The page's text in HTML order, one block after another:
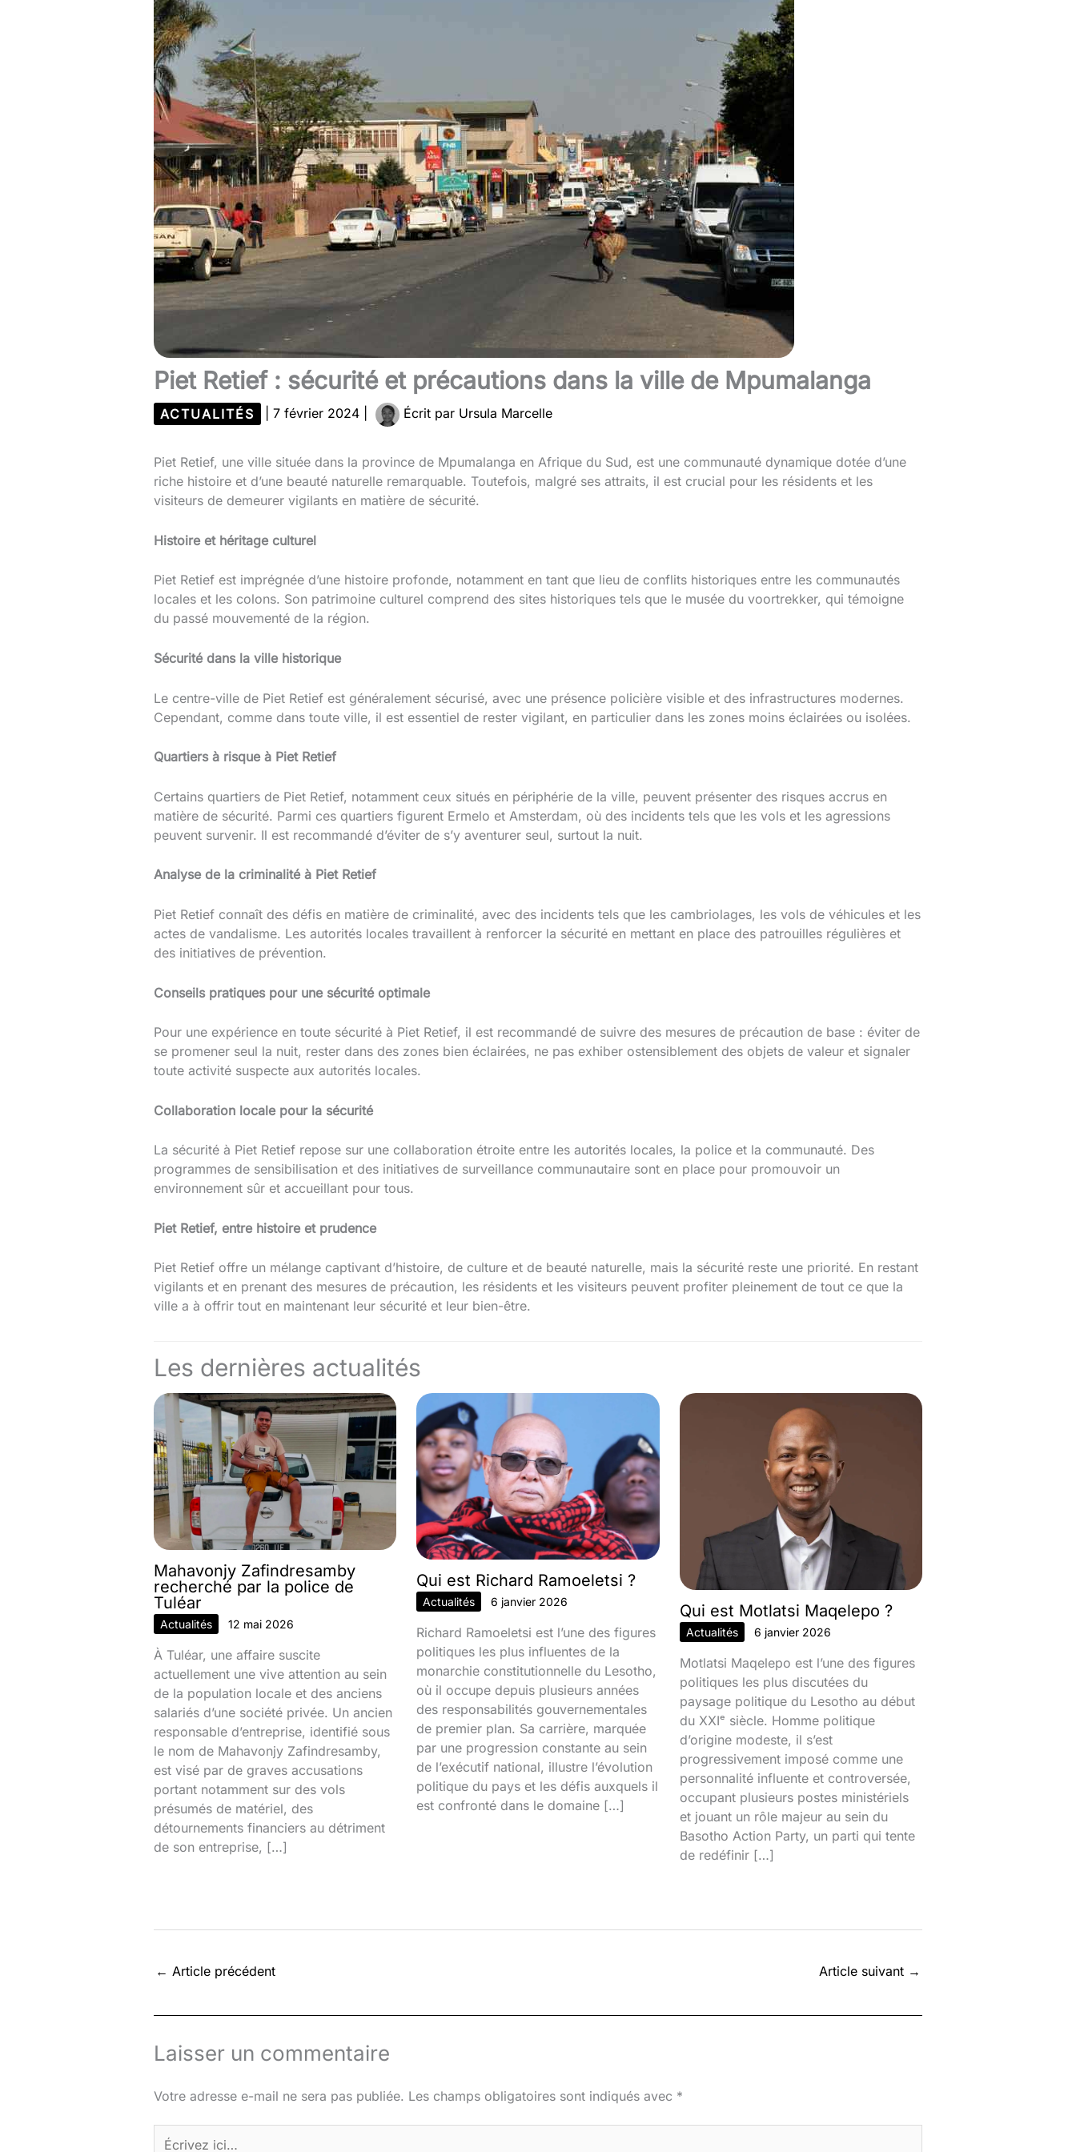
Piet Retief : sécurité et précautions dans la ville de Mpumalanga
ACTUALITÉS 7 février 2024 Écrit par Ursula Marcelle
Piet Retief, une ville située dans la province de Mpumalanga en Afrique du Sud, est une communauté dynamique dotée d’une
riche histoire et d’une beauté naturelle remarquable. Toutefois, malgré ses attraits, il est crucial pour les résidents et les
visiteurs de demeurer vigilants en matière de sécurité.
Histoire et héritage culturel
Piet Retief est imprégnée d’une histoire profonde, notamment en tant que lieu de conflits historiques entre les communautés
locales et les colons. Son patrimoine culturel comprend des sites historiques tels que le musée du voortrekker, qui témoigne
du passé mouvementé de la région.
Sécurité dans la ville historique
Le centre-ville de Piet Retief est généralement sécurisé, avec une présence policière visible et des infrastructures modernes.
Cependant, comme dans toute ville, il est essentiel de rester vigilant, en particulier dans les zones moins éclairées ou isolées.
Quartiers à risque à Piet Retief
Certains quartiers de Piet Retief, notamment ceux situés en périphérie de la ville, peuvent présenter des risques accrus en
matière de sécurité. Parmi ces quartiers figurent Ermelo et Amsterdam, où des incidents tels que les vols et les agressions
peuvent survenir. Il est recommandé d’éviter de s’y aventurer seul, surtout la nuit.
Analyse de la criminalité à Piet Retief
Piet Retief connaît des défis en matière de criminalité, avec des incidents tels que les cambriolages, les vols de véhicules et les
actes de vandalisme. Les autorités locales travaillent à renforcer la sécurité en mettant en place des patrouilles régulières et
des initiatives de prévention.
Conseils pratiques pour une sécurité optimale
Pour une expérience en toute sécurité à Piet Retief, il est recommandé de suivre des mesures de précaution de base : éviter de
se promener seul la nuit, rester dans des zones bien éclairées, ne pas exhiber ostensiblement des objets de valeur et signaler
toute activité suspecte aux autorités locales.
Collaboration locale pour la sécurité
La sécurité à Piet Retief repose sur une collaboration étroite entre les autorités locales, la police et la communauté. Des
programmes de sensibilisation et des initiatives de surveillance communautaire sont en place pour promouvoir un
environnement sûr et accueillant pour tous.
Piet Retief, entre histoire et prudence
Piet Retief offre un mélange captivant d’histoire, de culture et de beauté naturelle, mais la sécurité reste une priorité. En restant
vigilants et en prenant des mesures de précaution, les résidents et les visiteurs peuvent profiter pleinement de tout ce que la
ville a à offrir tout en maintenant leur sécurité et leur bien-être.
Les dernières actualités
Mahavonjy Zafindresamby
recherché par la police de
Tuléar
Actualités 12 mai 2026
À Tuléar, une affaire suscite
actuellement une vive attention au sein
de la population locale et des anciens
salariés d’une société privée. Un ancien
responsable d’entreprise, identifié sous
le nom de Mahavonjy Zafindresamby,
est visé par de graves accusations
portant notamment sur des vols
présumés de matériel, des
détournements financiers au détriment
de son entreprise, […]
Qui est Richard Ramoeletsi ?
Actualités 6 janvier 2026
Richard Ramoeletsi est l’une des figures
politiques les plus influentes de la
monarchie constitutionnelle du Lesotho,
où il occupe depuis plusieurs années
des responsabilités gouvernementales
de premier plan. Sa carrière, marquée
par une progression constante au sein
de l’exécutif national, illustre l’évolution
politique du pays et les défis auxquels il
est confronté dans le domaine […]
Qui est Motlatsi Maqelepo ?
Actualités 6 janvier 2026
Motlatsi Maqelepo est l’une des figures
politiques les plus discutées du
paysage politique du Lesotho au début
du XXIᵉ siècle. Homme politique
d’origine modeste, il s’est
progressivement imposé comme une
personnalité influente et controversée,
occupant plusieurs postes ministériels
et jouant un rôle majeur au sein du
Basotho Action Party, un parti qui tente
de redéfinir […]
← Article précédent Article suivant →
Laisser un commentaire
Votre adresse e-mail ne sera pas publiée. Les champs obligatoires sont indiqués avec *